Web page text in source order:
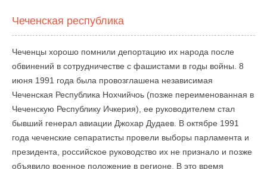
Чеченская республика
Чеченцы хорошо помнили депортацию их народа после
обвинений в сотрудничестве с фашистами в годы войны. 8
июня 1991 года была провозглашена независимая
Чеченская Республика Нохчийчоь (позже переименованная в
Чеченскую Республику Ичкерия), ее руководителем стал
бывший генерал авиации Джохар Дудаев. В октябре 1991
года чеченские сепаратисты провели выборы парламента и
президента, российское руководство их не признало и позже
объявило военное положение в регионе. В это время